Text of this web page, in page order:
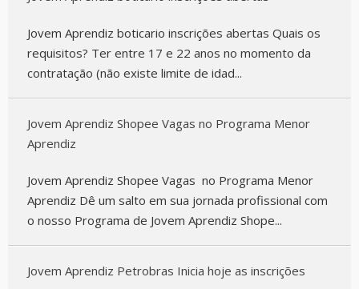
Jovem Aprendiz boticario inscrições abertas Quais os
requisitos? Ter entre 17 e 22 anos no momento da
contratação (não existe limite de idad...
Jovem Aprendiz Shopee Vagas no Programa Menor
Aprendiz
Jovem Aprendiz Shopee Vagas no Programa Menor
Aprendiz Dê um salto em sua jornada profissional com
o nosso Programa de Jovem Aprendiz Shope...
Jovem Aprendiz Petrobras Inicia hoje as inscrições